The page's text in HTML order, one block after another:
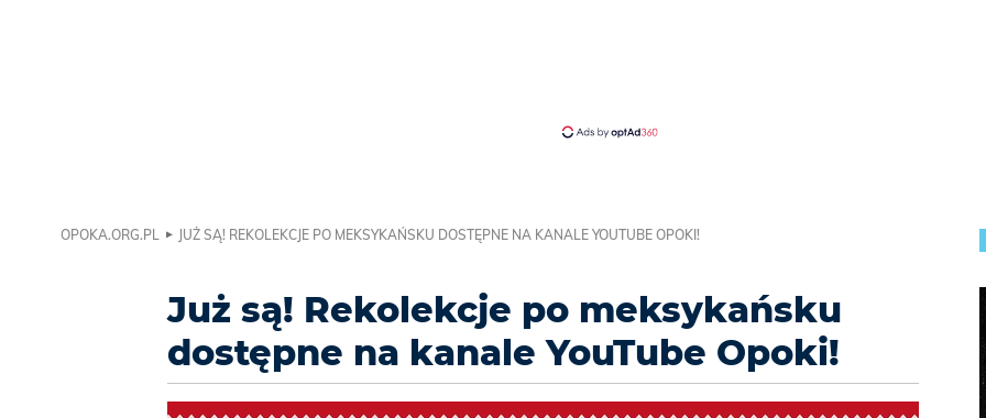
OPOKA.ORG.PL JUŻ SĄ! REKOLEKCJE PO MEKSYKAŃSKU DOSTĘPNE NA KANALE YOUTUBE OPOKI!
Już są! Rekolekcje po meksykańsku
dostępne na kanale YouTube Opoki!